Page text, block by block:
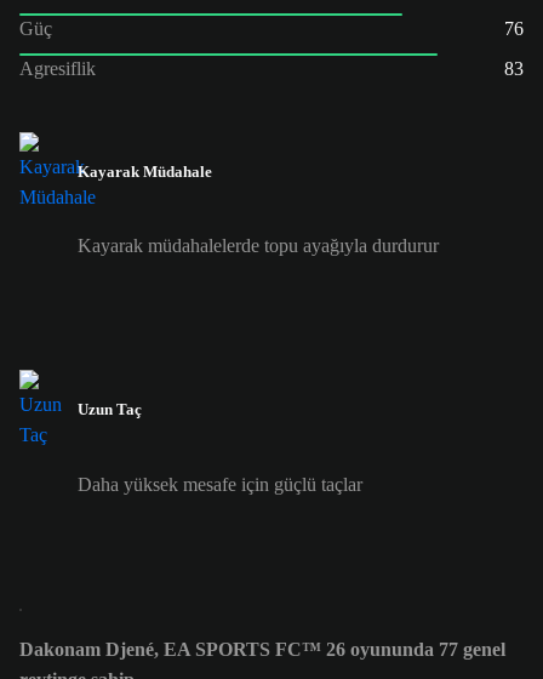
Güç
76
Agresiflik
83
Kayarak Müdahale
Kayarak müdahalelerde topu ayağıyla durdurur
Uzun Taç
Daha yüksek mesafe için güçlü taçlar
Dakonam Djené, EA SPORTS FC™ 26 oyununda 77 genel